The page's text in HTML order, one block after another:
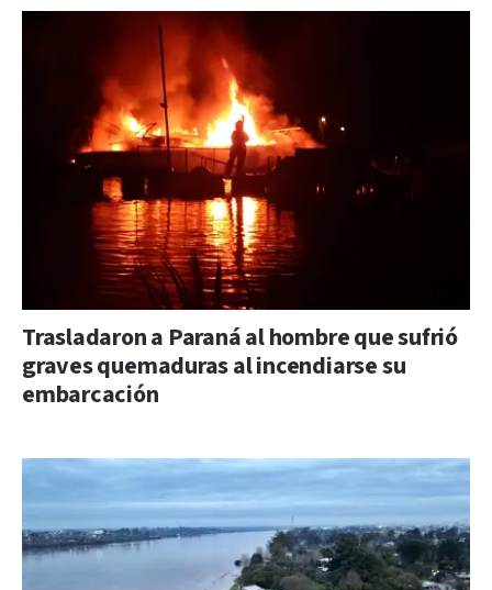
Trasladaron a Paraná al hombre que sufrió
graves quemaduras al incendiarse su
embarcación